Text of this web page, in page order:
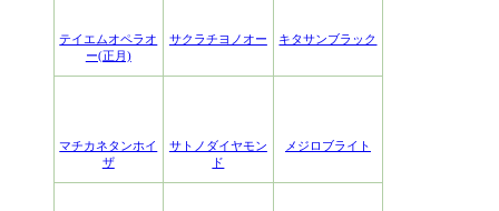
テイエムオペラオ
ー(正月)
サクラチヨノオー キタサンブラック
マチカネタンホイ
ザ
サトノダイヤモン
ド
メジロブライト